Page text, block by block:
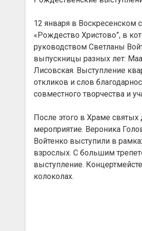
12 января в Воскресенском
«Рождество Христово”, в
руководством Светланы
выпускницы разных лет:
Лисовская. Выступление
откликов и слов
совместного творчества и
После этого в Храме святых
мероприятие. Вероника
Войтенко выступили в
взрослых. С большим
выступление.
колоколах.